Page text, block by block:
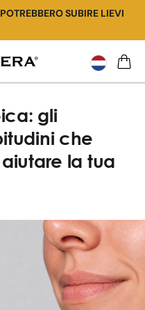
SUBIRE LIEVI
gli
che
la tua